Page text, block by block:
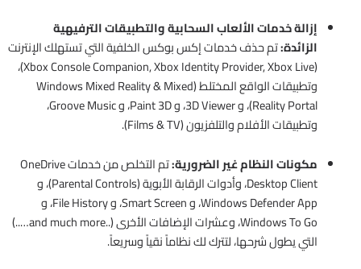
إزالة خدمات الألعاب السحابية والتطبيقات الترفيهية
الزائدة:تم حذف خدمات إكس بوكس الخلفية التي تستهلك الإنترنت
(Xbox Console Companion, Xbox Identity Provider, Xbox Live)،
وتطبيقات الواقع المختلط (Windows Mixed Reality & Mixed
Reality Portal)، و 3D Viewer، و Paint 3D، و Groove Music،
وتطبيقات الأفلام والتلفزيون (Films & TV).
مكونات النظام غير الضرورية:
تم التخلص من خدمات OneDrive
Desktop Client، وأدوات الرقابة الأبوية (Parental Controls)، و
Windows Defender App، و Smart Screen، و File History، و
Windows To Go، وعشرات الإضافات الأخرى (..and much more…..)
التي يطول شرحها، لتترك لك نظاماً نقياً وسريعاً.